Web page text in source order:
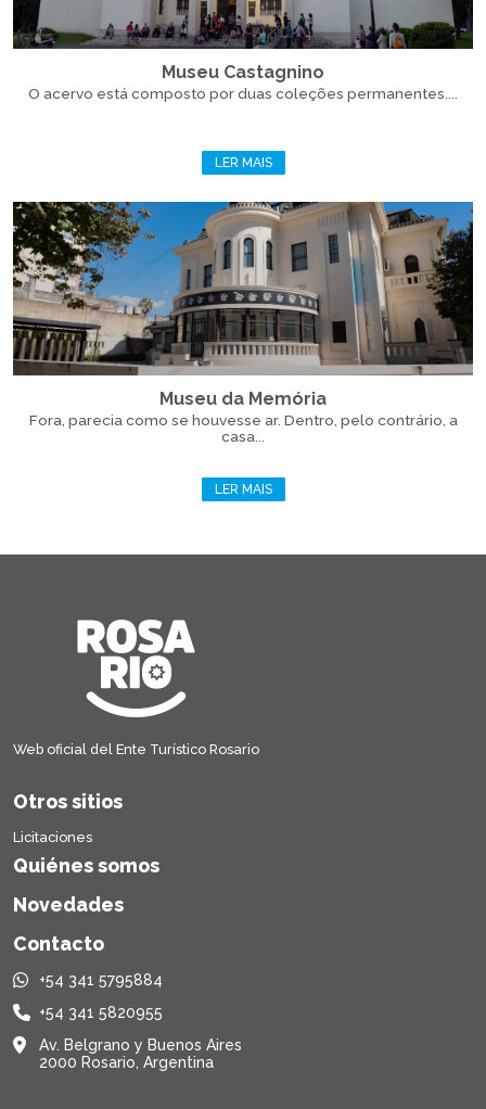
Museu Castagnino
O acervo está composto por duas coleções permanentes....
LER MAIS
Museu da Memória
Fora, parecia como se houvesse ar. Dentro, pelo contrário, a
casa...
LER MAIS
Web oficial del Ente Turístico Rosario
Otros sitios
Licitaciones
Quiénes somos
Novedades
Contacto
+54 341 5795884
+54 341 5820955
Av. Belgrano y Buenos Aires
2000 Rosario, Argentina